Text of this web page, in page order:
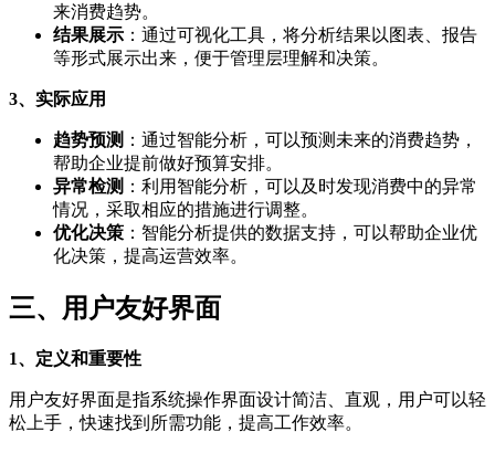
来消费趋势。
结果展示 ：通过可视化工具，将分析结果以图表、报告
等形式展示出来，便于管理层理解和决策。
3、实际应用
趋势预测 ：通过智能分析，可以预测未来的消费趋势，
帮助企业提前做好预算安排。
异常检测 ：利用智能分析，可以及时发现消费中的异常
情况，采取相应的措施进行调整。
优化决策 ：智能分析提供的数据支持，可以帮助企业优
化决策，提高运营效率。
三、用户友好界面
1、定义和重要性
用户友好界面是指系统操作界面设计简洁、直观，用户可以轻
松上手，快速找到所需功能，提高工作效率。